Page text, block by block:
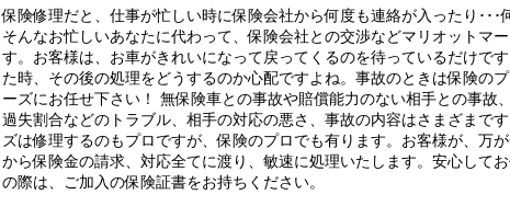
保険修理だと、仕事が忙しい時に保険会社から何度も連絡が入ったり･･･
そんなお忙しいあなたに代わって、保険会社との交渉などマリオットマ
す。お客様は、お車がきれいになって戻ってくるのを待っているだけで
た時、その後の処理をどうするのか心配ですよね。事故のときは保険の
ーズにお任せ下さい！ 無保険車との事故や賠償能力のない相手との事故
過失割合などのトラブル、相手の対応の悪さ、事故の内容はさまざまで
ズは修理するのもプロですが、保険のプロでも有ります。お客様が、万
から保険金の請求、対応全てに渡り、敏速に処理いたします。安心して
の際は、ご加入の保険証書をお持ちください。